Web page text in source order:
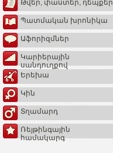
Թվեր, փաստեր, դեպքեր
Պատմական խրոնիկա
Աֆորիզմներ
Կարիերային
սանդուղքով
Երեխա
Կին
Տղամարդ
Ռեյթինգային
համակարգ